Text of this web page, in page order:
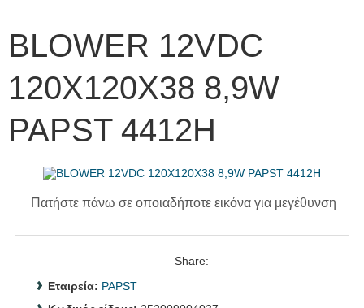
BLOWER 12VDC
120Χ120Χ38 8,9W
PAPST 4412Η
Πατήστε πάνω σε οποιαδήποτε εικόνα για μεγέθυνση
Share:
Εταιρεία: PAPST